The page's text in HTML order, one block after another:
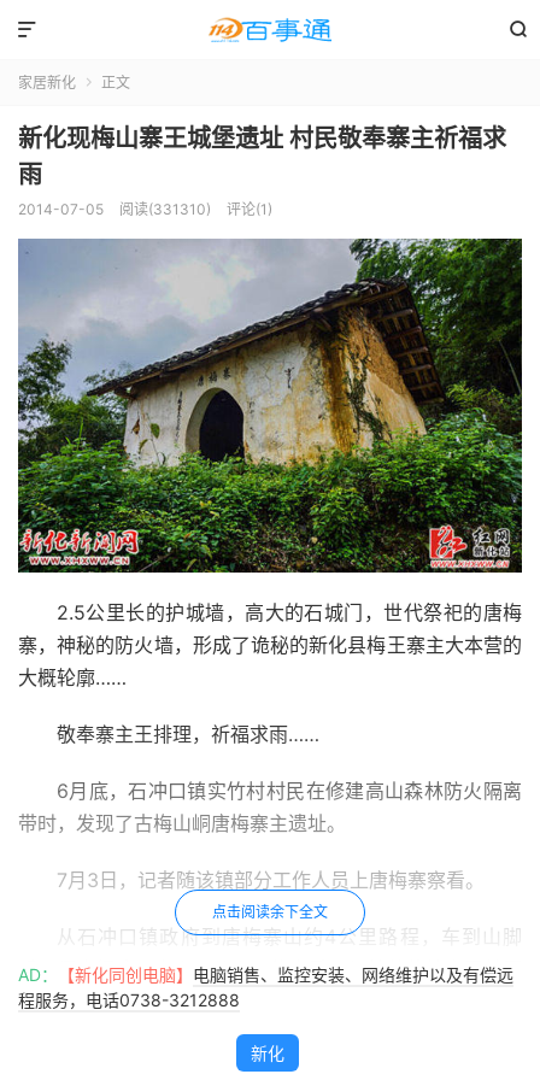


家居新化  正文
新化现梅山寨王城堡遗址 村民敬奉寨主祈福求
雨
2014-07-05 阅读(331310) 评论(1)
2.5公里长的护城墙，高大的石城门，世代祭祀的唐梅
寨，神秘的防火墙，形成了诡秘的新化县梅王寨主大本营的
大概轮廓……
敬奉寨主王排理，祈福求雨……
6月底，石冲口镇实竹村村民在修建高山森林防火隔离
带时，发现了古梅山峒唐梅寨主遗址。
7月3日，记者随该镇部分工作人员上唐梅寨察看。
从石冲口镇政府到唐梅寨山约4公里路程，车到山脚
后，须步行才可上山，从山下往上看，与其他的地方无甚区
别。在接近山顶的平地上，有一座低小的唐梅寨，为砖瓦
房，门楣上书“唐梅寨”，门槛左边对联为“唐梅寨气象风光优
点击阅读余下全文
AD： 【新化同创电脑】 电脑销售、监控安装、网络维护以及有偿远
程服务，电话0738-3212888
新化